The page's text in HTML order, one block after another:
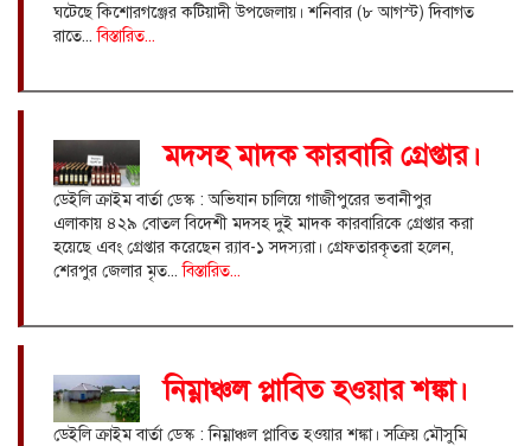
ঘটেছে কিশোরগঞ্জের কটিয়াদী উপজেলায়। শনিবার (৮ আগস্ট) দিবাগত
রাতে...বিস্তারিত...
মদসহ মাদক কারবারি গ্রেপ্তার।
ডেইলি ক্রাইম বার্তা ডেস্ক : অভিযান চালিয়ে গাজীপুরের ভবানীপুর
এলাকায় ৪২৯ বোতল বিদেশী মদসহ দুই মাদক কারবারিকে গ্রেপ্তার করা
হয়েছে এবং গ্রেপ্তার করেছেন র‌্যাব-১ সদস্যরা। গ্রেফতারকৃতরা হলেন,
শেরপুর জেলার মৃত...বিস্তারিত...
নিম্নাঞ্চল প্লাবিত হওয়ার শঙ্কা।
ডেইলি ক্রাইম বার্তা ডেস্ক : নিম্নাঞ্চল প্লাবিত হওয়ার শঙ্কা। সক্রিয় মৌসুমি